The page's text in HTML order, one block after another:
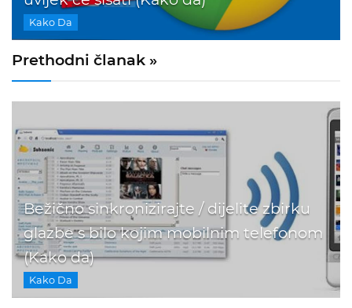
Kako Da
Prethodni članak »
Bežično sinkronizirajte / dijelite zbirku
glazbe s bilo kojim mobilnim telefonom
(Kako da)
Kako Da